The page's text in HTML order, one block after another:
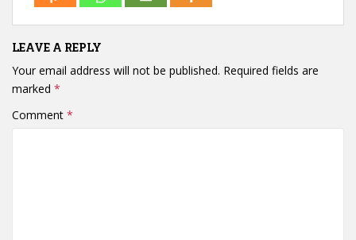
LEAVE A REPLY
Your email address will not be published. Required fields are
marked *
Comment *